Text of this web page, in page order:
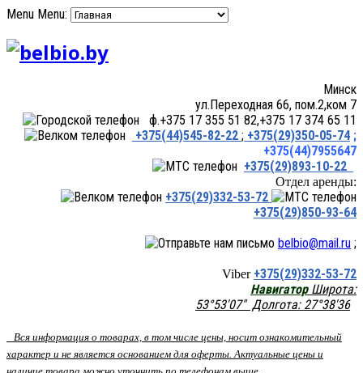
Menu Menu:
Минск
ул.Переходная 66, пом.2,ком 7
ф.+375 17 355 51 82,+375 17 374 65 11
+375(44)545-82-22 ; +375(29)350-05-74 ;
+375(44)7955647
+375(29)893-10-22
Отдел аренды:
+375(29)332-53-72
+375(29)850-93-64
belbio@mail.ru ;
Viber +375(29)332-53-72
НавигаторШирота:
53°53'07" Долгота: 27°38'36
Вся информация о товарах, в том числе цены, носит ознакомительный
характер и не является основанием для оферты. Актуальные цены и